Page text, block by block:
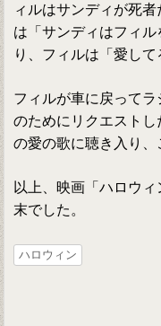
ィルはサンディが死
は「サンディはフィ
り、フィルは「愛して
フィルが車に戻って
のためにリクエスト
の愛の歌に聴き入り、
以上、映画「ハロウ
末でした。
ハロウィン